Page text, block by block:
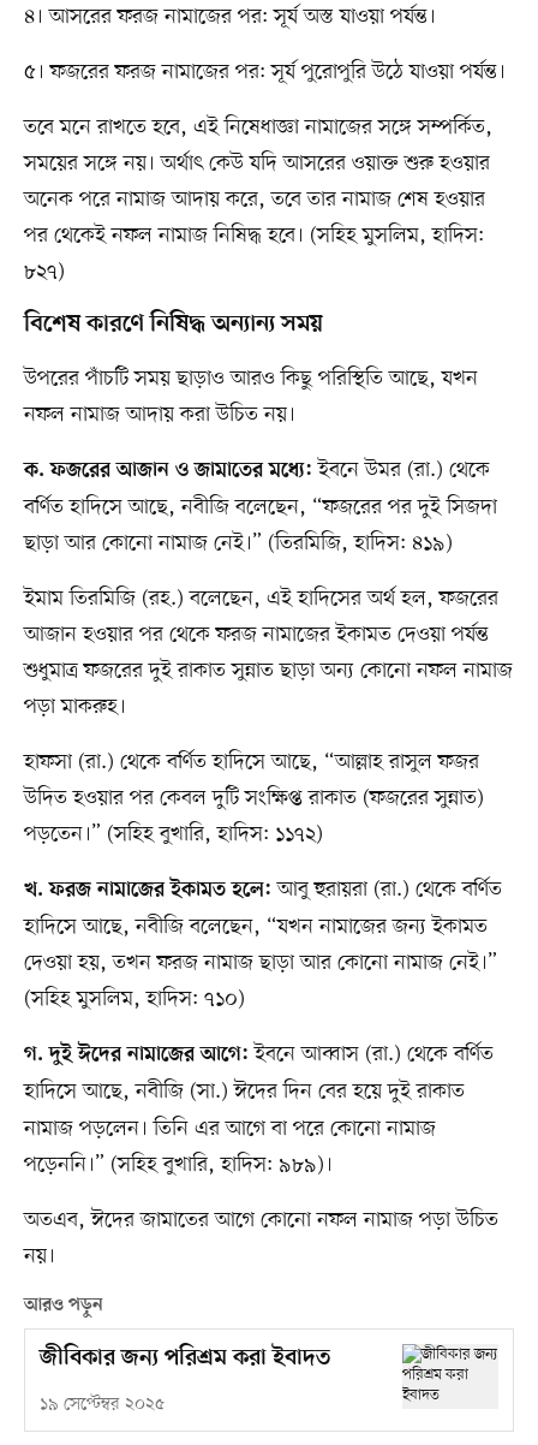
৪। আসরের ফরজ নামাজের পর: সূর্য অস্ত যাওয়া পর্যন্ত।
৫। ফজরের ফরজ নামাজের পর: সূর্য পুরোপুরি উঠে যাওয়া পর্যন্ত।
তবে মনে রাখতে হবে, এই নিষেধাজ্ঞা নামাজের সঙ্গে সম্পর্কিত,
সময়ের সঙ্গে নয়। অর্থাৎ কেউ যদি আসরের ওয়াক্ত শুরু হওয়ার
অনেক পরে নামাজ আদায় করে, তবে তার নামাজ শেষ হওয়ার
পর থেকেই নফল নামাজ নিষিদ্ধ হবে। (সহিহ মুসলিম, হাদিস:
৮২৭)
বিশেষ কারণে নিষিদ্ধ অন্যান্য সময়
উপরের পাঁচটি সময় ছাড়াও আরও কিছু পরিস্থিতি আছে, যখন
নফল নামাজ আদায় করা উচিত নয়।
ক. ফজরের আজান ও জামাতের মধ্যে: ইবনে উমর (রা.) থেকে
বর্ণিত হাদিসে আছে, নবীজি বলেছেন, “ফজরের পর দুই সিজদা
ছাড়া আর কোনো নামাজ নেই।” (তিরমিজি, হাদিস: ৪১৯)
ইমাম তিরমিজি (রহ.) বলেছেন, এই হাদিসের অর্থ হল, ফজরের
আজান হওয়ার পর থেকে ফরজ নামাজের ইকামত দেওয়া পর্যন্ত
শুধুমাত্র ফজরের দুই রাকাত সুন্নাত ছাড়া অন্য কোনো নফল নামাজ
পড়া মাকরুহ।
হাফসা (রা.) থেকে বর্ণিত হাদিসে আছে, “আল্লাহ রাসুল ফজর
উদিত হওয়ার পর কেবল দুটি সংক্ষিপ্ত রাকাত (ফজরের সুন্নাত)
পড়তেন।” (সহিহ বুখারি, হাদিস: ১১৭২)
খ. ফরজ নামাজের ইকামত হলে:আবু হুরায়রা (রা.) থেকে বর্ণিত
হাদিসে আছে, নবীজি বলেছেন, “যখন নামাজের জন্য ইকামত
দেওয়া হয়, তখন ফরজ নামাজ ছাড়া আর কোনো নামাজ নেই।”
(সহিহ মুসলিম, হাদিস: ৭১০)
গ. দুই ঈদের নামাজের আগে:ইবনে আব্বাস (রা.) থেকে বর্ণিত
হাদিসে আছে, নবীজি (সা.) ঈদের দিন বের হয়ে দুই রাকাত
নামাজ পড়লেন। তিনি এর আগে বা পরে কোনো নামাজ
পড়েননি।” (সহিহ বুখারি, হাদিস: ৯৮৯)।
অতএব, ঈদের জামাতের আগে কোনো নফল নামাজ পড়া উচিত
নয়।
আরও পড়ুন
জীবিকার জন্য পরিশ্রম করা ইবাদত
১৯ সেপ্টেম্বর ২০২৫